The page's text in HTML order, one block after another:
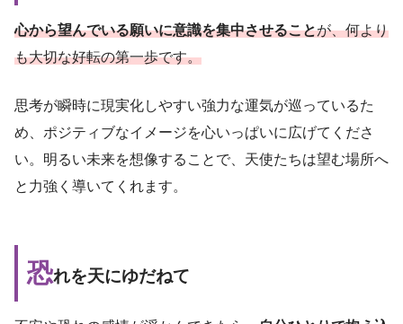
心から望んでいる願いに意識を集中させることが、何より
も大切な好転の第一歩です。
思考が瞬時に現実化しやすい強力な運気が巡っているた
め、ポジティブなイメージを心いっぱいに広げてくださ
い。明るい未来を想像することで、天使たちは望む場所へ
と力強く導いてくれます。
恐れを天にゆだねて